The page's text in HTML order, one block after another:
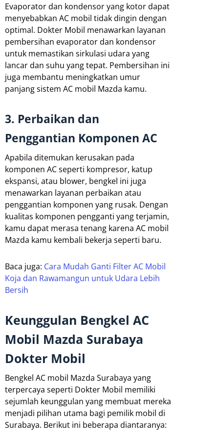
Evaporator dan kondensor yang kotor dapat
menyebabkan AC mobil tidak dingin dengan
optimal. Dokter Mobil menawarkan layanan
pembersihan evaporator dan kondensor
untuk memastikan sirkulasi udara yang
lancar dan suhu yang tepat. Pembersihan ini
juga membantu meningkatkan umur
panjang sistem AC mobil Mazda kamu.
3. Perbaikan dan
Penggantian Komponen AC
Apabila ditemukan kerusakan pada
komponen AC seperti kompresor, katup
ekspansi, atau blower, bengkel ini juga
menawarkan layanan perbaikan atau
penggantian komponen yang rusak. Dengan
kualitas komponen pengganti yang terjamin,
kamu dapat merasa tenang karena AC mobil
Mazda kamu kembali bekerja seperti baru.
Baca juga: Cara Mudah Ganti Filter AC Mobil
Koja dan Rawamangun untuk Udara Lebih
Bersih
Keunggulan Bengkel AC
Mobil Mazda Surabaya
Dokter Mobil
Bengkel AC mobil Mazda Surabaya yang
terpercaya seperti Dokter Mobil memiliki
sejumlah keunggulan yang membuat mereka
menjadi pilihan utama bagi pemilik mobil di
Surabaya. Berikut ini beberapa diantaranya: